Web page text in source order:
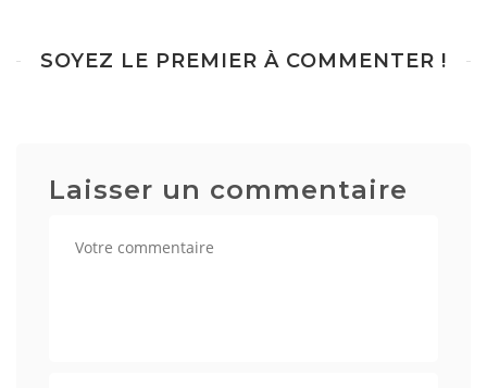
SOYEZ LE PREMIER À COMMENTER !
Laisser un commentaire